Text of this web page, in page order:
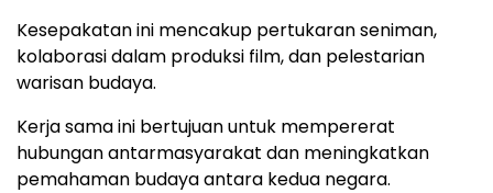
Kesepakatan ini mencakup pertukaran seniman,
kolaborasi dalam produksi film, dan pelestarian
warisan budaya.
Kerja sama ini bertujuan untuk mempererat
hubungan antarmasyarakat dan meningkatkan
pemahaman budaya antara kedua negara.